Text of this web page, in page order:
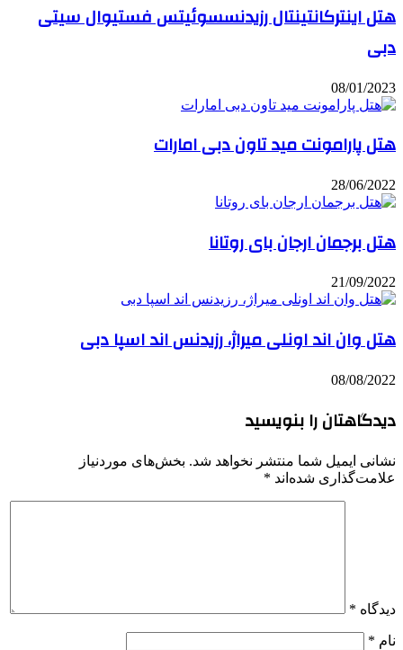
هتل اینترکانتینتال رزیدنسسوئیتس فستیوال سیتی
دبی
08/01/2023
هتل پارامونت مید تاون دبی امارات
28/06/2022
هتل برجمان ارجان بای روتانا
21/09/2022
هتل وان اند اونلی میراژ، رزیدنس اند اسپا دبی
08/08/2022
دیدگاهتان را بنویسید
نشانی ایمیل شما منتشر نخواهد شد. بخش‌های موردنیاز
علامت‌گذاری شده‌اند *
دیدگاه *
نام *